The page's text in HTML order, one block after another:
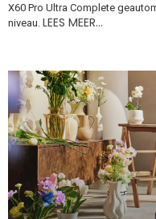
X60 Pro Ultra Complete
niveau. LEES MEER…